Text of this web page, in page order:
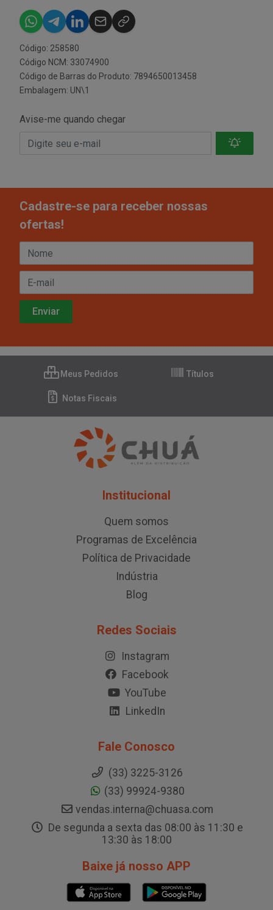
Código: 258580
Código NCM: 33074900
Código de Barras do Produto: 7894650013458
Embalagem: UN\1
Avise-me quando chegar
Cadastre-se para receber nossas
ofertas!
Meus Pedidos Títulos
Notas Fiscais
Institucional
Quem somos
Programas de Excelência
Política de Privacidade
Indústria
Blog
Redes Sociais
Instagram
Facebook
YouTube
LinkedIn
Fale Conosco
(33) 3225-3126
(33) 99924-9380
vendas.interna@chuasa.com
De segunda a sexta das 08:00 às 11:30 e
13:30 às 18:00
Baixe já nosso APP